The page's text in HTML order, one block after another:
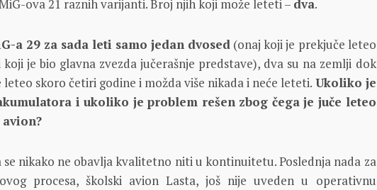
ova 21 raznih varijanti. Broj njih koji može leteti – dva.
a 29 za sada leti samo jedan dvosed (onaj koji je prekjuče leteo
koji je bio glavna zvezda jučerašnje predstave), dva su na zemlji dok
leteo skoro četiri godine i možda više nikada i neće leteti. Ukoliko je
i ukoliko je problem rešen zbog čega je juče leteo
nikako ne obavlja kvalitetno niti u kontinuitetu. Poslednja nada za
procesa, školski avion Lasta, još nije uveden u operativnu